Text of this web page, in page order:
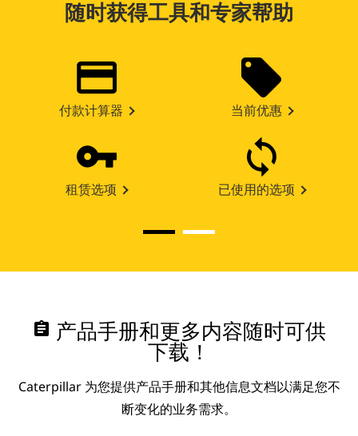
随时获得工具和专家帮助
付款计算器 当前优惠
租赁选项 已使用的选项
assignment 产品手册和更多内容随时可供
下载！
Caterpillar 为您提供产品手册和其他信息文档以满足您不
断变化的业务需求。